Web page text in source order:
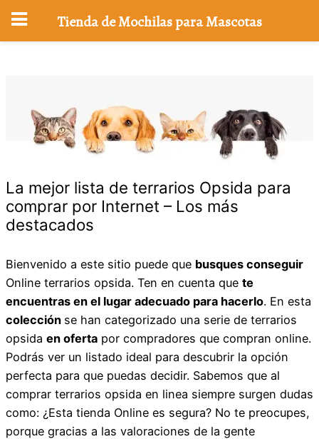
La mejor lista de terrarios Opsida para
comprar por Internet – Los más
destacados
Bienvenido a este sitio puede que busques conseguir
Online terrarios opsida. Ten en cuenta que te
encuentras en el lugar adecuado para hacerlo. En esta
colección se han categorizado una serie de terrarios
opsida en oferta por compradores que compran online.
Podrás ver un listado ideal para descubrir la opción
perfecta para que puedas decidir. Sabemos que al
comprar terrarios opsida en linea siempre surgen dudas
como: ¿Esta tienda Online es segura? No te preocupes,
porque gracias a las valoraciones de la gente
Tienda de Mochilas para Mascotas